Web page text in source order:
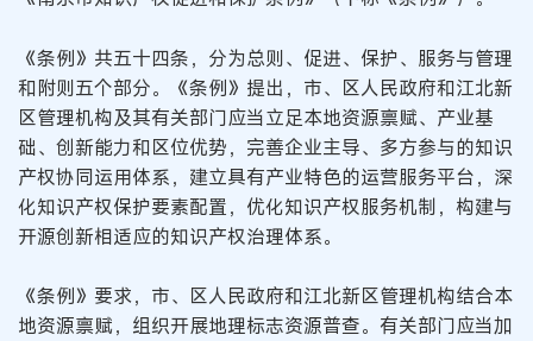
《条例》共五十四条，分为总则、促进、保护、服务与管理
和附则五个部分。《条例》提出，市、区人民政府和江北新
区管理机构及其有关部门应当立足本地资源禀赋、产业基
础、创新能力和区位优势，完善企业主导、多方参与的知识
产权协同运用体系，建立具有产业特色的运营服务平台，深
化知识产权保护要素配置，优化知识产权服务机制，构建与
开源创新相适应的知识产权治理体系。
《条例》要求，市、区人民政府和江北新区管理机构结合本
地资源禀赋，组织开展地理标志资源普查。有关部门应当加